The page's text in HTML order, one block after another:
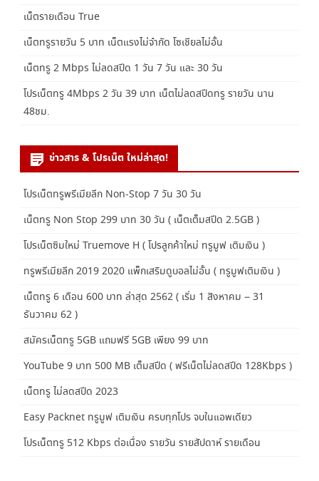
เน็ตรายเดือน True
เน็ตทรูรายวัน 5 บาท เน็ตแรงไม่จำกัด โซเชียลไม่อั้น
เน็ตทรู 2 Mbps ไม่ลดสปีด 1 วัน 7 วัน และ 30 วัน
โปรเน็ตทรู 4Mbps 2 วัน 39 บาท เน็ตไม่ลดสปีดทรู รายวัน นาน
48ชม.
ข่าวสาร & โปรเน็ต ใหม่ล่าสุด!
โปรเน็ตทรูพรีเมียลีก Non-Stop 7 วัน 30 วัน
เน็ตทรู Non Stop 299 บาท 30 วัน ( เน็ตเต็มสปีด 2.5GB )
โปรเน็ตซิมใหม่ Truemove H ( โปรลูกค้าใหม่ ทรูมูฟ เติมเงิน )
ทรูพรีเมียลีก 2019 2020 แพ็กเสริมดูบอลไม่อั้น ( ทรูมูฟเติมเงิน )
เน็ตทรู 6 เดือน 600 บาท ล่าสุด 2562 ( เริ่ม 1 สิงหาคม – 31
ธันวาคม 62 )
สมัครเน็ตทรู 5GB แถมฟรี 5GB เพียง 99 บาท
YouTube 9 บาท 500 MB เต็มสปีด ( ฟรีเน็ตไม่ลดสปีด 128Kbps )
เน็ตทรู ไม่ลดสปีด 2023
Easy Packnet ทรูมูฟ เติมเงิน ครบทุกโปร จบในแอพเดียว
โปรเน็ตทรู 512 Kbps ต่อเนื่อง รายวัน รายสัปดาห์ รายเดือน